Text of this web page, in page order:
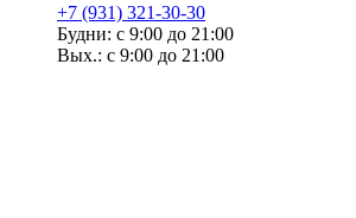
+7 (931) 321-30-30
Будни: с 9:00 до 21:00
Вых.: с 9:00 до 21:00